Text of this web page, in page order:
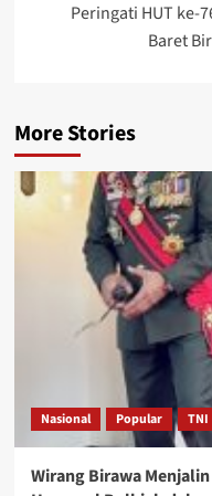
Peringati HUT ke-
Baret
More Stories
Nasional Popular TNI
Wirang Birawa